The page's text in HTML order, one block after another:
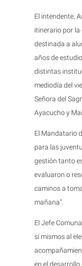
El intendente,
itinerario por la
destinada a
años de
distintas
mediodía del
Señora del
Ayacucho y
El Mandatario
para las
gestión tanto
evaluaron o
caminos a
mañana”.
El Jefe
sí mismos al
en el